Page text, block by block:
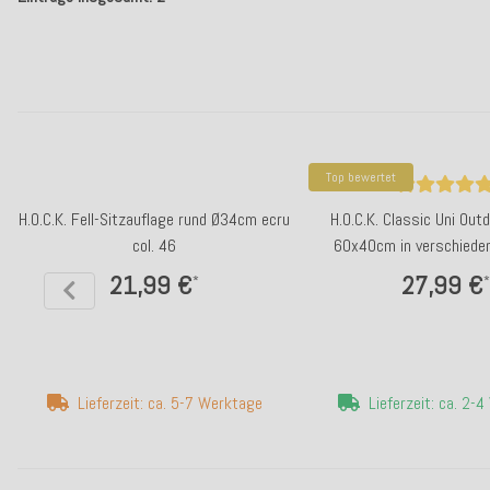
H.O.C.K. Fell-Sitzauflage rund Ø34cm ecru
col. 46
21,99 €*
Lieferzeit: ca. 5-7 Werktage
Top bewertet
H.O.C.K. Classic Uni
60x40cm in
27,99 €*
Lieferzeit: ca. 2-4